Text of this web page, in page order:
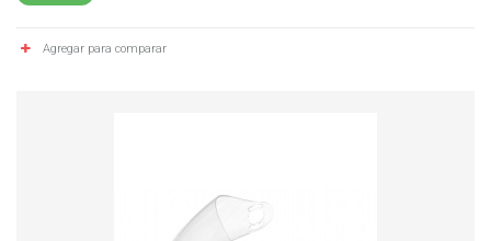
Agregar para comparar